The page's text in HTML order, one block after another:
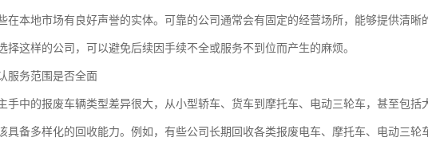
在本地市场有良好声誉的实体。可靠的公司通常会有固定的经营场所，能够提供清
择这样的公司，可以避免后续因手续不全或服务不到位而产生的麻烦。
服务范围是否全面
手中的报废车辆类型差异很大，从小型轿车、货车到摩托车、电动三轮车，甚至包
具备多样化的回收能力。例如，有些公司长期回收各类报废电车、摩托车、电动三轮